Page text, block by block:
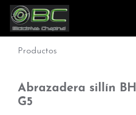
Productos
Abrazadera sillín
G5